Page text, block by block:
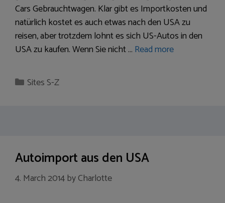
Cars Gebrauchtwagen. Klar gibt es Importkosten und
natürlich kostet es auch etwas nach den USA zu
reisen, aber trotzdem lohnt es sich US-Autos in den
USA zu kaufen. Wenn Sie nicht … Read more
Categories
Sites S-Z
Autoimport aus den USA
4. March 2014byCharlotte